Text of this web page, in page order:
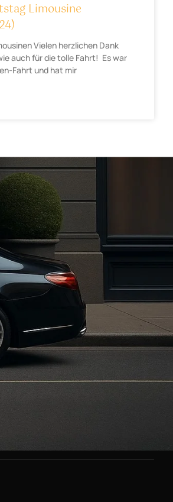
Limousine
Vielen herzlichen Dank
auch für die tolle Fahrt! Es war
Fahrt und hat mir